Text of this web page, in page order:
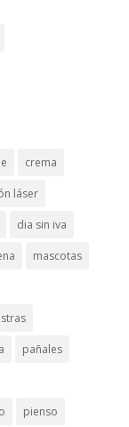
crema
láser
dia sin iva
mascotas
pañales
pienso